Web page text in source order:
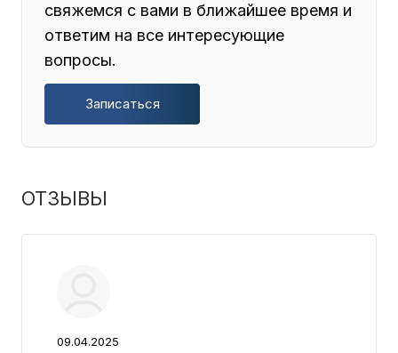
свяжемся с вами в ближайшее время и
ответим на все интересующие
вопросы.
Записаться
ОТЗЫВЫ
09.04.2025